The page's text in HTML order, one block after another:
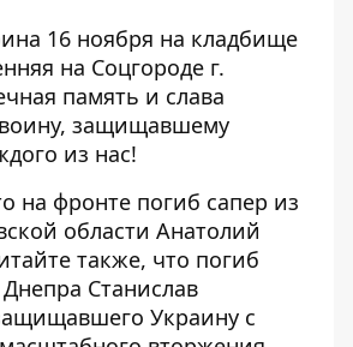
16 ноября на кладбище
на Соцгороде г.
память и слава
защищавшему
из нас!
на фронте погиб сапер из
области Анатолий
также, что погиб
Станислав
Украину с